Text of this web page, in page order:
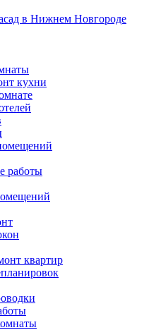
в Нижнем Новгороде
кухни
работы
квартир